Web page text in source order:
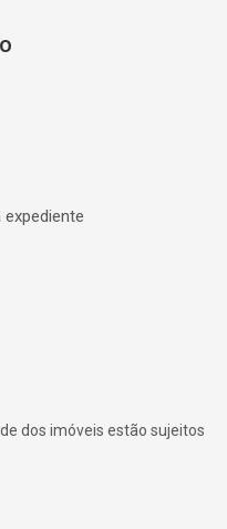
expediente
dos imóveis estão sujeitos